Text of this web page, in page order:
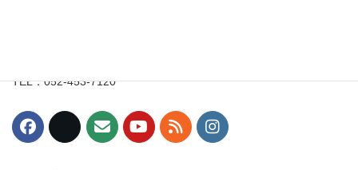
TEL：052-453-7120